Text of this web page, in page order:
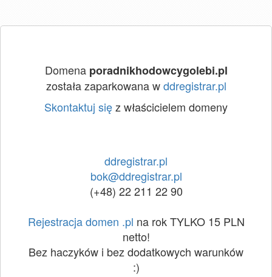
Domena poradnikhodowcygolebi.pl
została zaparkowana wddregistrar.pl
Skontaktuj sięz właścicielem domeny
ddregistrar.pl
bok@ddregistrar.pl
(+48) 22 211 22 90
Rejestracja domen .pl na rok TYLKO 15 PLN
netto!
Bez haczyków i bez dodatkowych warunków
:)